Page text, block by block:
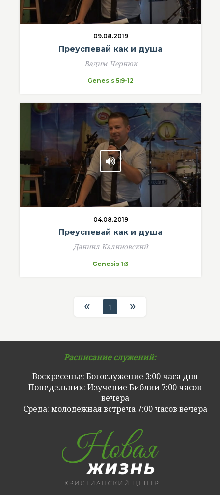
09.08.2019
Преуспевай как и душа
Вадим Чернюк
Genesis 5:9-12
04.08.2019
Преуспевай как и душа
Даниил Калиновский
Genesis 1:3
« 1 »
Расписание служений:
Воскресенье: Богослужение 3:00 часа дня
Понедельник: Изучение Библии 7:00 часов
вечера
Cреда: молодежная встреча 7:00 часов вечера